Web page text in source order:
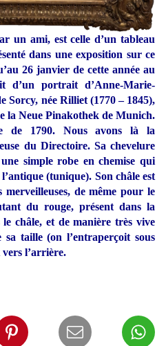
un ami, est celle d’un tableau
dans une exposition sur ce
26 janvier de cette année au
d’un portrait d’Anne-Marie-
Sorcy, née Rilliet (1770 – 1845),
la Neue Pinakothek de Munich.
de 1790. Nous avons là la
du Directoire. Sa chevelure
simple robe en chemise qui
(tunique). Son châle est
de même pour le
du rouge, présent dans la
châle, et de manière très vive
taille (on l’entraperçoit sous
l’arrière.